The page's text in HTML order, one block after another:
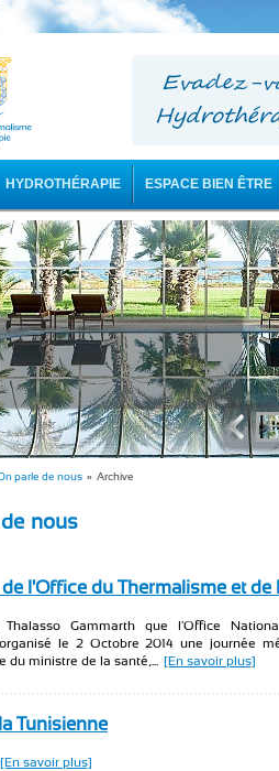
HYDROTHÉRAPIE ESPACE BIEN ÊTRE
parle de nous » Archive
nous
l'Office du Thermalisme et
Thalasso Gammarth que l'Office
le 2 Octobre 2014 une journée
du ministre de la santé,... [En savoir plus]
Tunisienne
[En savoir plus]